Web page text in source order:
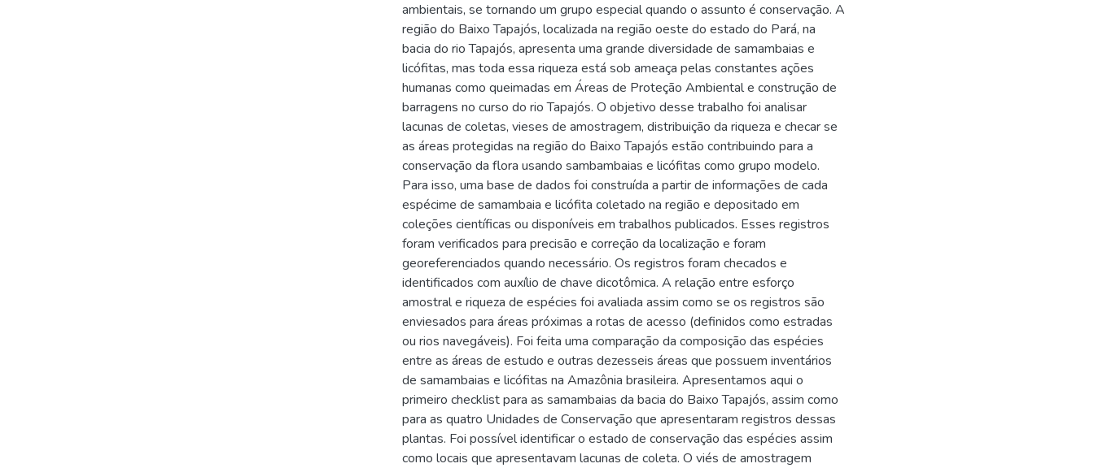
ambientais, se tornando um grupo especial quando o assunto é conservação. A
região do Baixo Tapajós, localizada na região oeste do estado do Pará, na
bacia do rio Tapajós, apresenta uma grande diversidade de samambaias e
licófitas, mas toda essa riqueza está sob ameaça pelas constantes ações
humanas como queimadas em Áreas de Proteção Ambiental e construção de
barragens no curso do rio Tapajós. O objetivo desse trabalho foi analisar
lacunas de coletas, vieses de amostragem, distribuição da riqueza e checar se
as áreas protegidas na região do Baixo Tapajós estão contribuindo para a
conservação da flora usando sambambaias e licófitas como grupo modelo.
Para isso, uma base de dados foi construída a partir de informações de cada
espécime de samambaia e licófita coletado na região e depositado em
coleções científicas ou disponíveis em trabalhos publicados. Esses registros
foram verificados para precisão e correção da localização e foram
georeferenciados quando necessário. Os registros foram checados e
identificados com auxílio de chave dicotômica. A relação entre esforço
amostral e riqueza de espécies foi avaliada assim como se os registros são
enviesados para áreas próximas a rotas de acesso (definidos como estradas
ou rios navegáveis). Foi feita uma comparação da composição das espécies
entre as áreas de estudo e outras dezesseis áreas que possuem inventários
de samambaias e licófitas na Amazônia brasileira. Apresentamos aqui o
primeiro checklist para as samambaias da bacia do Baixo Tapajós, assim como
para as quatro Unidades de Conservação que apresentaram registros dessas
plantas. Foi possível identificar o estado de conservação das espécies assim
como locais que apresentavam lacunas de coleta. O viés de amostragem